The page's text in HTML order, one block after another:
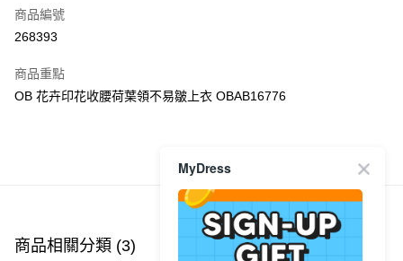
Apple Pay
PayMe
每筆HK$40.00，滿HK$350.00或以上免運費
付款後順豐站及營業點
商品編號
268393
商品重點
OB 花卉印花收腰荷葉領不易皺上衣 OBAB16776
商品推薦
商品相關分類 (3)
MyDress